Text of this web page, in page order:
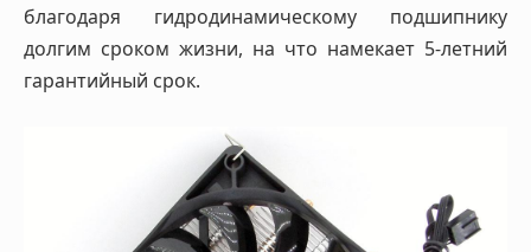
благодаря гидродинамическому подшипнику
долгим сроком жизни, на что намекает 5-летний
гарантийный срок.